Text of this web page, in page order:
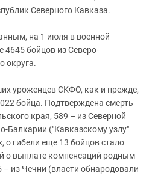
Северного Кавказа.
на 1 июля в военной
4645 бойцов из Северо-
округа.
уроженцев СКФО, как и прежде,
бойца. Подтверждена смерть
края, 589 – из Северной
Балкарии ("Кавказскому узлу"
о гибели еще 13 бойцов стало
о выплате компенсаций родным
– из Чечни (власти обнародовали